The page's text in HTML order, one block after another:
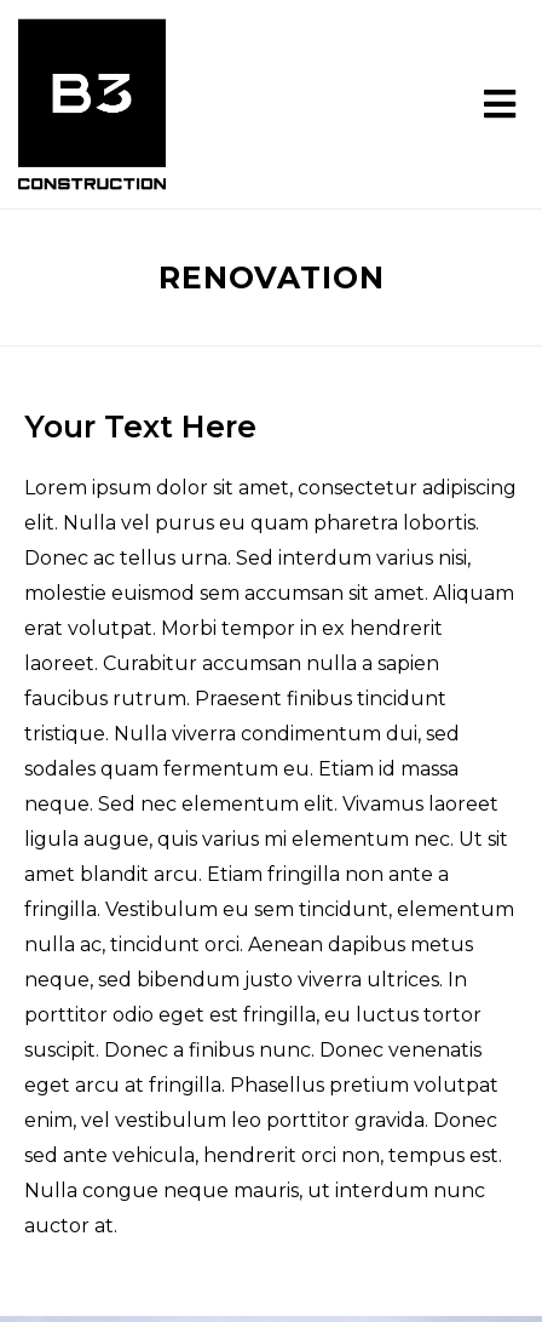
RENOVATION
Your Text Here
Lorem ipsum dolor sit amet, consectetur adipiscing
elit. Nulla vel purus eu quam pharetra lobortis.
Donec ac tellus urna. Sed interdum varius nisi,
molestie euismod sem accumsan sit amet. Aliquam
erat volutpat. Morbi tempor in ex hendrerit
laoreet. Curabitur accumsan nulla a sapien
faucibus rutrum. Praesent finibus tincidunt
tristique. Nulla viverra condimentum dui, sed
sodales quam fermentum eu. Etiam id massa
neque. Sed nec elementum elit. Vivamus laoreet
ligula augue, quis varius mi elementum nec. Ut sit
amet blandit arcu. Etiam fringilla non ante a
fringilla. Vestibulum eu sem tincidunt, elementum
nulla ac, tincidunt orci. Aenean dapibus metus
neque, sed bibendum justo viverra ultrices. In
porttitor odio eget est fringilla, eu luctus tortor
suscipit. Donec a finibus nunc. Donec venenatis
eget arcu at fringilla. Phasellus pretium volutpat
enim, vel vestibulum leo porttitor gravida. Donec
sed ante vehicula, hendrerit orci non, tempus est.
Nulla congue neque mauris, ut interdum nunc
auctor at.